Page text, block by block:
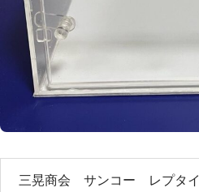
三晃商会 サンコー レプタイ